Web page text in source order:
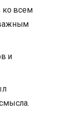
ко всем
и